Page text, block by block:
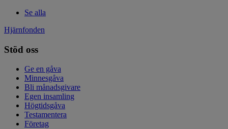
Se alla
Hjärnfonden
Stöd oss
Ge en gåva
Minnesgåva
Bli månadsgivare
Egen insamling
Högtidsgåva
Testamentera
Företag